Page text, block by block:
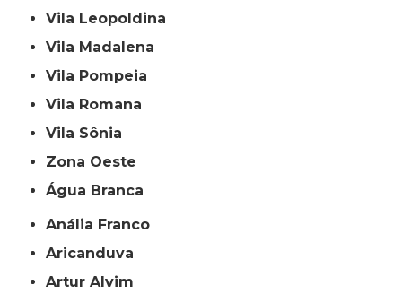
Vila Leopoldina
Vila Madalena
Vila Pompeia
Vila Romana
Vila Sônia
Zona Oeste
Água Branca
Anália Franco
Aricanduva
Artur Alvim